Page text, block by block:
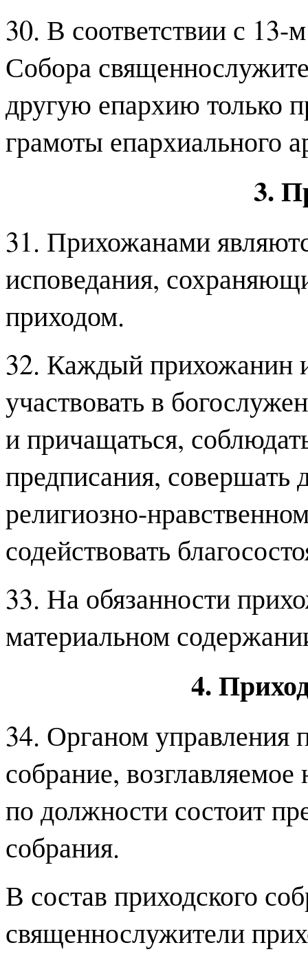
30. В соответствии с
Собора
другую епархию только
грамоты епархиального
3.
31. Прихожанами
исповедания,
приходом.
32. Каждый прихожанин
участвовать в
и причащаться,
предписания, совершать
религиозно-
содействовать
33. На обязанности
материальном
4.
34. Органом управления
собрание,
по должности состоит
собрания.
В состав приходского
священнослужители